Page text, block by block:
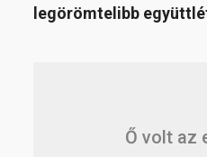
legörömtelibb
Ő volt az